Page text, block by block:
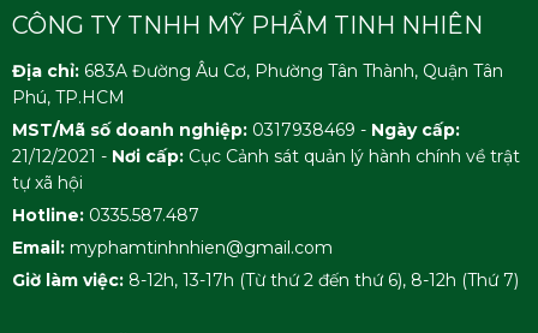
CÔNG TY TNHH MỸ PHẨM TINH NHIÊN
Địa chỉ: 683A Đường Âu Cơ, Phường Tân Thành, Quận Tân
Phú, TP.HCM
MST/Mã số doanh nghiệp: 0317938469 - Ngày cấp:
21/12/2021 - Nơi cấp: Cục Cảnh sát quản lý hành chính về trật
tự xã hội
Hotline: 0335.587.487
Email: myphamtinhnhien@gmail.com
Giờ làm việc: 8-12h, 13-17h (Từ thứ 2 đến thứ 6), 8-12h (Thứ 7)